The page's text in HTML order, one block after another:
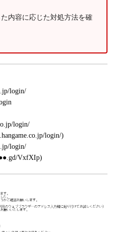
内容に応じた対処方法を確
login/
login/
login/)
login/
VxfXIp)